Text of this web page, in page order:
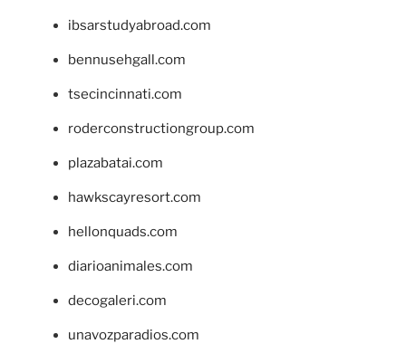
ibsarstudyabroad.com
bennusehgall.com
tsecincinnati.com
roderconstructiongroup.com
plazabatai.com
hawkscayresort.com
hellonquads.com
diarioanimales.com
decogaleri.com
unavozparadios.com